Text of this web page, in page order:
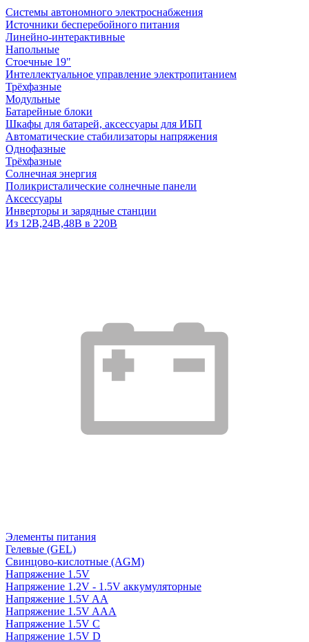
Системы автономного электроснабжения
Источники бесперебойного питания
Линейно-интерактивные
Напольные
Стоечные 19"
Интеллектуальное управление электропитанием
Трёхфазные
Модульные
Батарейные блоки
Шкафы для батарей, аксессуары для ИБП
Автоматические стабилизаторы напряжения
Однофазные
Трёхфазные
Солнечная энергия
Поликристалические солнечные панели
Аксессуары
Инверторы и зарядные станции
Из 12В,24В,48В в 220В
Элементы питания
Гелевые (GEL)
Свинцово-кислотные (AGM)
Напряжение 1.5V
Напряжение 1.2V - 1.5V аккумуляторные
Напряжение 1.5V AA
Напряжение 1.5V AAA
Напряжение 1.5V C
Напряжение 1.5V D